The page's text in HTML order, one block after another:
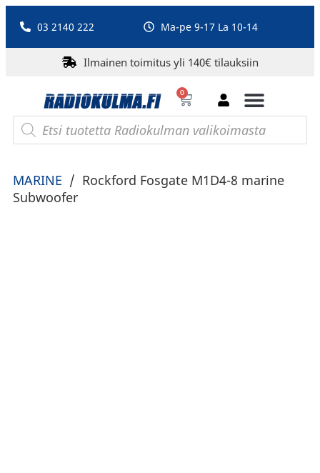
03 2140 222 Ma-pe 9-17 La 10-14
Ilmainen toimitus yli 140€ tilauksiin
0
MARINE / Rockford Fosgate M1D4-8 marine
Subwoofer